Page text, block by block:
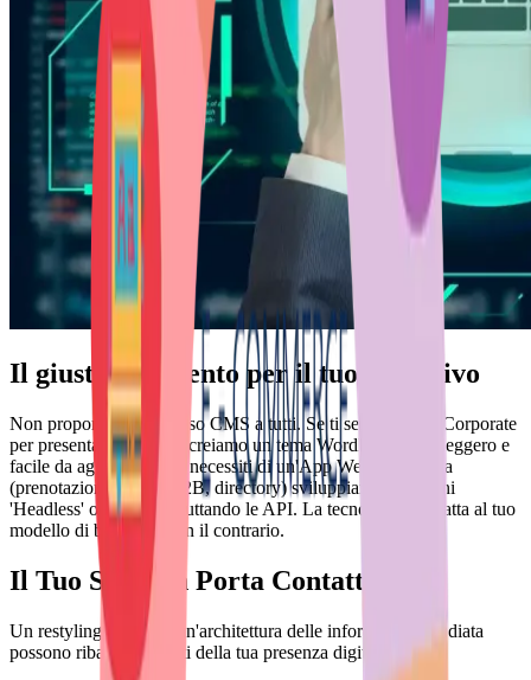
Il giusto strumento per il tuo Obiettivo
Non proponiamo lo stesso CMS a tutti. Se ti serve un sito Corporate
per presentare l'azienda creiamo un tema WordPress ultra-leggero e
facile da aggiornare. Se necessiti di un'App Web complessa
(prenotazioni, portali B2B, directory) sviluppiamo soluzioni
'Headless' o Custom sfruttando le API. La tecnologia si adatta al tuo
modello di business, non il contrario.
Il Tuo Sito non Porta Contatti?
Un restyling grafico e un'architettura delle informazioni studiata
possono ribaltare le sorti della tua presenza digitale.